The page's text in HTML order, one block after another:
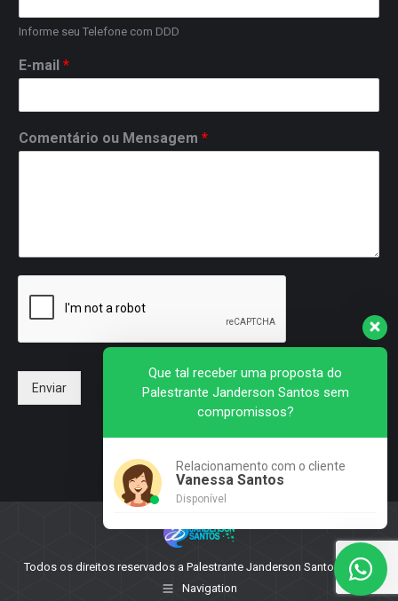
Informe seu Telefone com DDD
E-mail *
Comentário ou Mensagem *
Enviar
Todos os direitos reservados a Palestrante Janderson Santos - 2025
Navigation
Que tal receber uma proposta do
Palestrante Janderson Santos sem
compromissos?
Relacionamento com o cliente
Vanessa Santos
Disponível